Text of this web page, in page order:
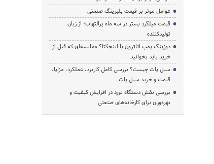
عوامل موثر بر قیمت بلبرینگ صنعتی
قیمت میلگرد بستر در سه ماه پرالتهاب؛ از زبان
تولیدکننده
دوزینگ پمپ اتاترون یا اینجکتا؟ مقایسه‌ای که قبل از
خرید باید بخوانید
سیل پات چیست؟ بررسی کامل کاربرد، عملکرد، مزایا،
قیمت و خرید سیل پات
بررسی نقش دستگاه نورد در افزایش کیفیت و
بهره‌وری برای کارخانه‌های صنعتی